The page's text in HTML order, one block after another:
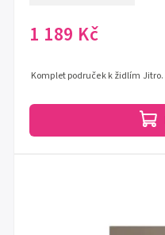
1 189 Kč
Komplet područek k židlím Jitro.